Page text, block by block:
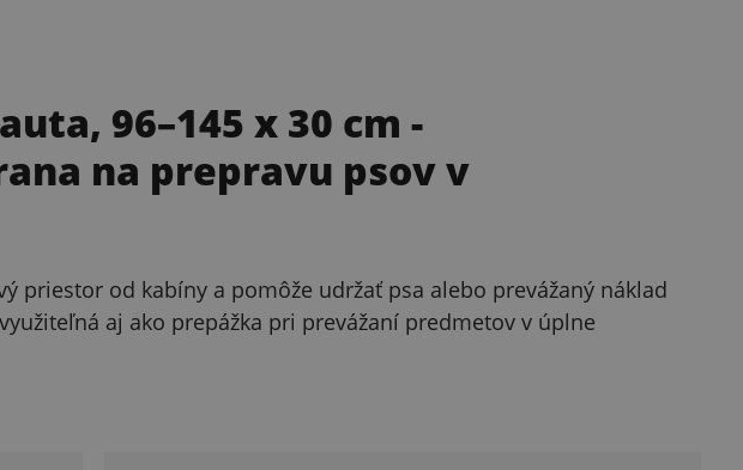
96–145 x 30 cm -
na prepravu psov v
priestor od kabíny a pomôže udržať psa alebo prevážaný náklad
aj ako prepážka pri prevážaní predmetov v úplne